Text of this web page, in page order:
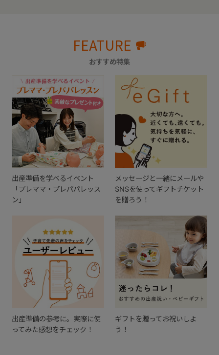
FEATURE
おすすめ特集
出産準備を学べるイベント
「プレママ・プレパパレッス
ン」
メッセージと一緒にメールや
SNSを使ってギフトチケット
を贈ろう！
出産準備の参考に。実際に使
ってみた感想をチェック！
ギフトを贈ってお祝いしよ
う！